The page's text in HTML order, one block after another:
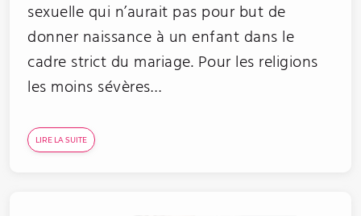
sexuelle qui n’aurait pas pour but de
donner naissance à un enfant dans le
cadre strict du mariage. Pour les religions
les moins sévères…
LIRE LA SUITE